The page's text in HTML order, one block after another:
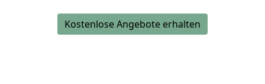
Kostenlose Angebote erhalten